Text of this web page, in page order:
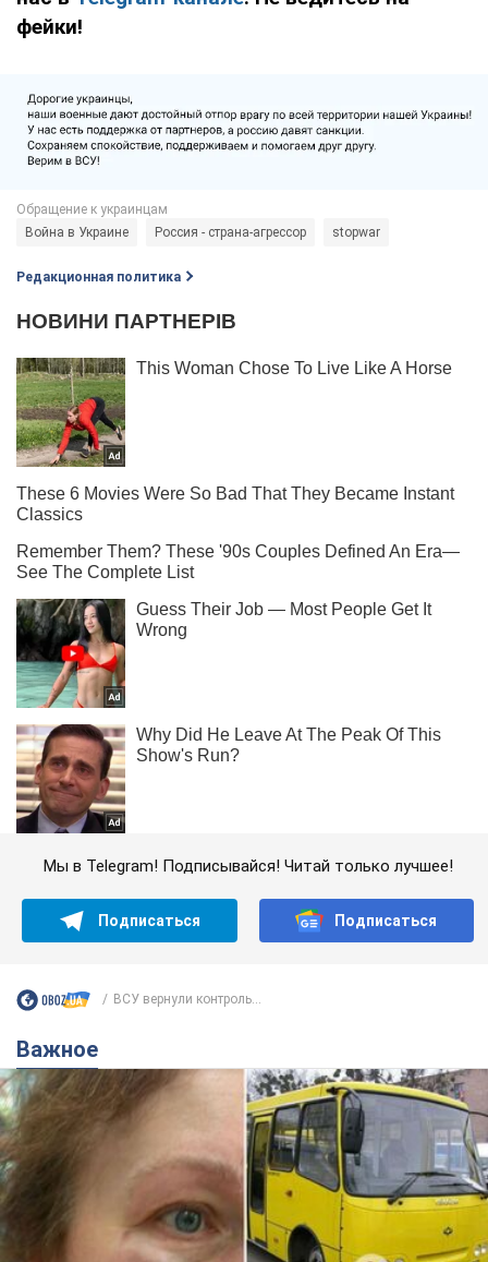
фейки!
Война в Украине Россия - страна-агрессор stopwar
Редакционная политика
Мы в Telegram! Подписывайся! Читай только лучшее!
Подписаться Подписаться
ВСУ вернули контроль...
Важное